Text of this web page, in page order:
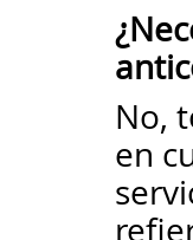
No,
en